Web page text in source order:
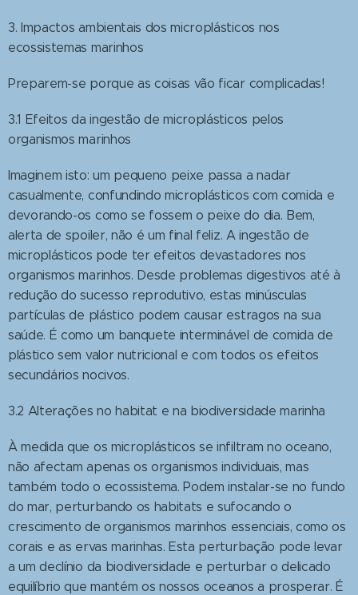
3. Impactos ambientais dos microplásticos nos
ecossistemas marinhos
Preparem-se porque as coisas vão ficar complicadas!
3.1 Efeitos da ingestão de microplásticos pelos
organismos marinhos
Imaginem isto: um pequeno peixe passa a nadar
casualmente, confundindo microplásticos com comida e
devorando-os como se fossem o peixe do dia. Bem,
alerta de spoiler, não é um final feliz. A ingestão de
microplásticos pode ter efeitos devastadores nos
organismos marinhos. Desde problemas digestivos até à
redução do sucesso reprodutivo, estas minúsculas
partículas de plástico podem causar estragos na sua
saúde. É como um banquete interminável de comida de
plástico sem valor nutricional e com todos os efeitos
secundários nocivos.
3.2 Alterações no habitat e na biodiversidade marinha
À medida que os microplásticos se infiltram no oceano,
não afectam apenas os organismos individuais, mas
também todo o ecossistema. Podem instalar-se no fundo
do mar, perturbando os habitats e sufocando o
crescimento de organismos marinhos essenciais, como os
corais e as ervas marinhas. Esta perturbação pode levar
a um declínio da biodiversidade e perturbar o delicado
equilíbrio que mantém os nossos oceanos a prosperar. É